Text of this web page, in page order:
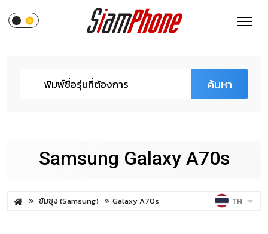
ค้นหา
Samsung Galaxy A70s
ซัมซุง (Samsung) Galaxy A70s TH